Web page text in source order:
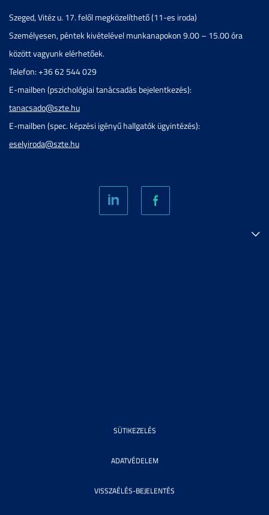
Szeged, Vitéz u. 17. felől megközelíthető (11-es iroda)
Személyesen, péntek kivételével munkanapokon 9.00 – 15.00 óra
között vagyunk elérhetőek.
Telefon: +36 62 544 029
E-mailben (pszichológiai tanácsadás bejelentkezés):
tanacsado@szte.hu
E-mailben (spec. képzési igényű hallgatók ügyintézés):
eselyiroda@szte.hu
SÜTIKEZELÉS
ADATVÉDELEM
VISSZAÉLÉS-BEJELENTÉS